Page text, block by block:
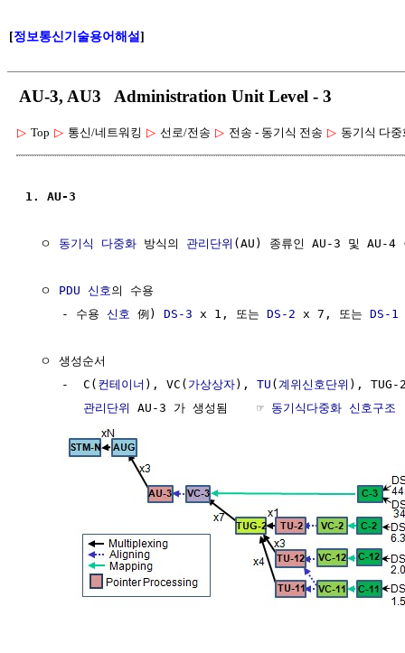
[정보통신기술용어해설]
AU-3, AU3 Administration Unit Level - 3
▷ Top ▷ 통신/네트워킹 ▷ 선로/전송 ▷ 전송 - 동기식 전송 ▷ 동기식 다
1. AU-3
  ㅇ
동기식 다중화 방식의 관리단위 (AU) 종류인 AU-3 및 AU-4
  ㅇ
PDU 신호의 수용
     - 수용
신호 例) DS-3 x 1, 또는 DS-2 x 7, 또는 DS-1
  ㅇ 생성순서
     -  C(
컨테이너 ), VC( 가상상자), TU ( 계위신호단위 ),
관리단위
AU-3 가 생성됨    ☞ 동기식다중화 신호구조